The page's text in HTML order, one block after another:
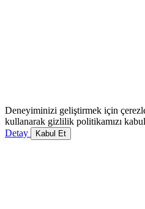
Deneyiminizi geliştirmek için
kullanarak gizlilik politikamızı
Detay
Kabul Et